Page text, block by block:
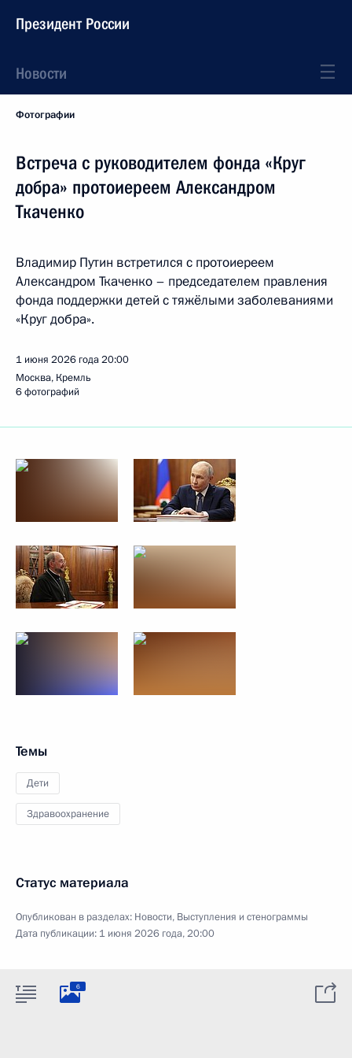
Президент России
Новости
Фотографии
Встреча с руководителем фонда «Круг
добра» протоиереем Александром
Ткаченко
Владимир Путин встретился с протоиереем
Александром Ткаченко – председателем правления
фонда поддержки детей с тяжёлыми заболеваниями
«Круг добра».
1 июня 2026 года20:00
Москва, Кремль
6 фотографий
Темы
Дети
Здравоохранение
Статус материала
Опубликован в разделах: Новости, Выступления и стенограммы
Дата публикации: 1 июня 2026 года, 20:00
6